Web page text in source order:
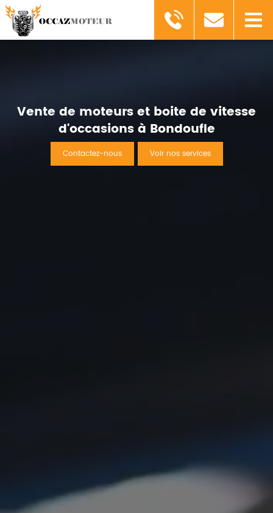
Vente de moteurs et boite de vitesse
d'occasions à Bondoufle
Contactez-nous Voir nos services